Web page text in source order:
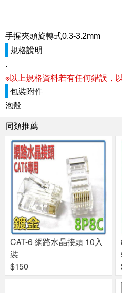
手握夾頭旋轉式0.3-3.2mm
規格說明
.
※以上規格資料若有任何錯誤，
包裝附件
泡殼
同類推薦
CAT-6 網路水晶接頭 10入
裝
$150